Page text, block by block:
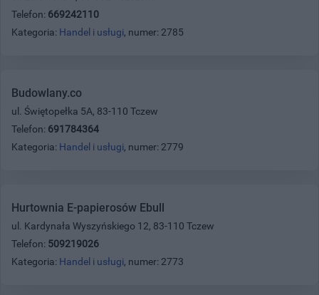
Telefon: 669242110
Kategoria: Handel i usługi, numer: 2785
Budowlany.co
ul. Świętopełka 5A, 83-110 Tczew
Telefon: 691784364
Kategoria: Handel i usługi, numer: 2779
Hurtownia E-papierosów Ebull
ul. Kardynała Wyszyńskiego 12, 83-110 Tczew
Telefon: 509219026
Kategoria: Handel i usługi, numer: 2773